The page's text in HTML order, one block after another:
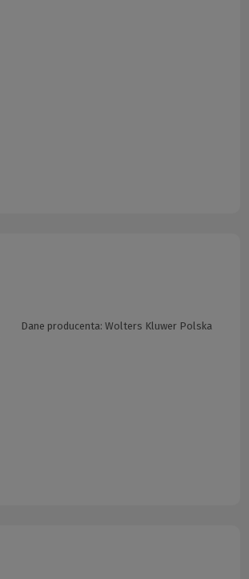
Dane producenta: Wolters Kluwer Polska